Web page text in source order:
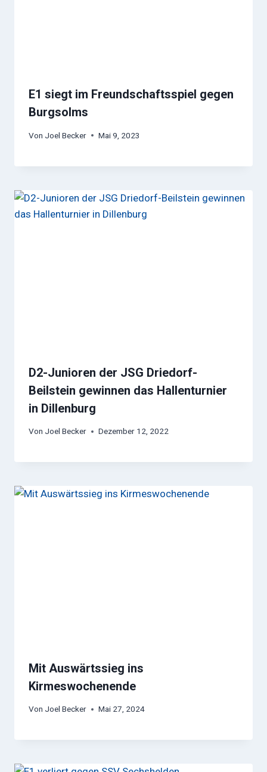
E1 siegt im Freundschaftsspiel gegen
Burgsolms
Von Joel Becker Mai 9, 2023
D2-Junioren der JSG Driedorf-
Beilstein gewinnen das Hallenturnier
in Dillenburg
Von Joel Becker Dezember 12, 2022
Mit Auswärtssieg ins
Kirmeswochenende
Von Joel Becker Mai 27, 2024